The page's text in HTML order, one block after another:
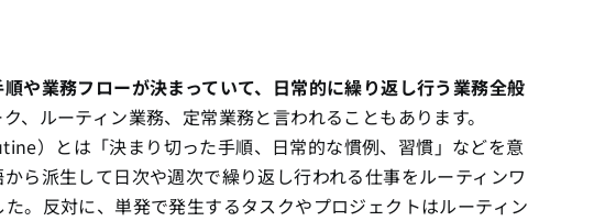
順や業務フローが決まっていて、日常的に繰り返し行う業務全般
、ルーティン業務、定常業務と言われることもあります。
）とは「決まり切った手順、日常的な慣例、習慣」などを意
ら派生して日次や週次で繰り返し行われる仕事をルーティンワ
。反対に、単発で発生するタスクやプロジェクトはルーティン